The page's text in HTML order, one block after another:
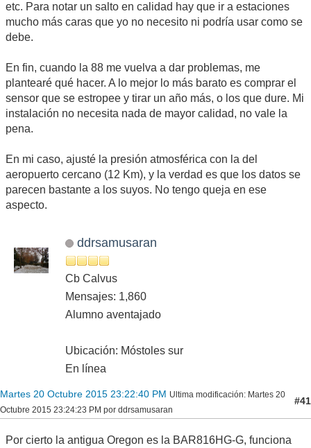
etc. Para notar un salto en calidad hay que ir a estaciones
mucho más caras que yo no necesito ni podría usar como se
debe.
En fin, cuando la 88 me vuelva a dar problemas, me
plantearé qué hacer. A lo mejor lo más barato es comprar el
sensor que se estropee y tirar un año más, o los que dure. Mi
instalación no necesita nada de mayor calidad, no vale la
pena.
En mi caso, ajusté la presión atmosférica con la del
aeropuerto cercano (12 Km), y la verdad es que los datos se
parecen bastante a los suyos. No tengo queja en ese
aspecto.
ddrsamusaran
Cb Calvus
Mensajes: 1,860
Alumno aventajado
Ubicación: Móstoles sur
En línea
Martes 20 Octubre 2015 23:22:40 PM Ultima modificación: Martes 20
Octubre 2015 23:24:23 PM por ddrsamusaran
#41
Por cierto la antigua Oregon es la BAR816HG-G, funciona